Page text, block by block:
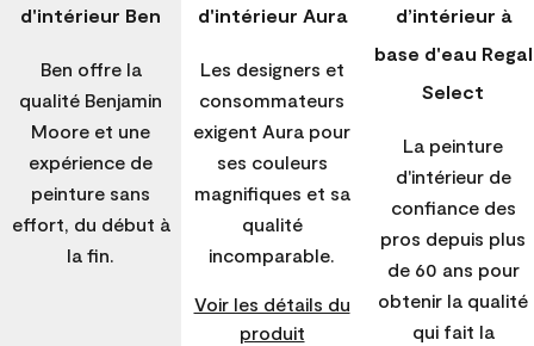
d'intérieur Ben
Ben offre la
qualité Benjamin
Moore et une
expérience de
peinture sans
effort, du début à
la fin.
d'intérieur Aura
Les designers et
consommateurs
exigent Aura pour
ses couleurs
magnifiques et sa
qualité
incomparable.
Voir les détails du
produit
d’intérieur à
base d'eau Regal
Select
La peinture
d'intérieur de
confiance des
pros depuis plus
de 60 ans pour
obtenir la qualité
qui fait la